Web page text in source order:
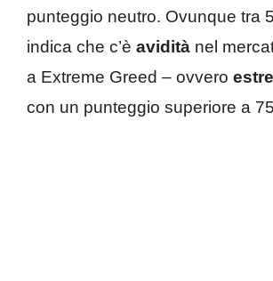
punteggio neutro. Ovunque tra
indica che c’è avidità nel
a Extreme Greed – ovvero
con un punteggio superiore a